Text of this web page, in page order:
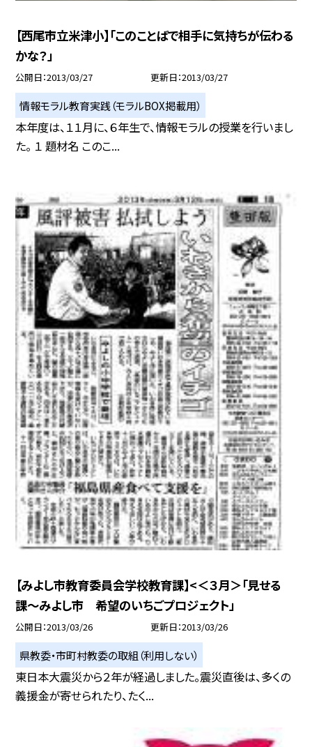
【西尾市立米津小】「このことばで相手に気持ちが伝わる
かな？」
公開日 2013/03/27 更新日 2013/03/27
情報モラル教育実践（モラルBOX掲載用）
本年度は、１１月に、６年生で、情報モラルの授業を行いまし
た。 １ 題材名 このこ...
【みよし市教育委員会学校教育課】<＜３月＞「見せる
課〜みよし市 希望のいちごプロジェクト」
公開日 2013/03/26 更新日 2013/03/26
県教委・市町村教委の取組（利用しない）
東日本大震災から２年が経過しました。震災直後は、多くの
義援金が寄せられたり、たく...